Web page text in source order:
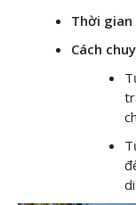
Thời
Cách